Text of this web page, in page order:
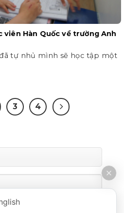
viên Hàn Quốc về trường Anh
tự nhủ mình sẽ học tập một
3 4